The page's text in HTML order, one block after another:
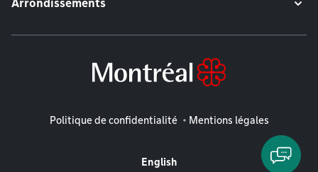
Arrondissements
Mentions légales
Politique de confidentialité Mentions légales
English